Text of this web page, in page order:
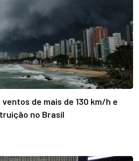
de mais de 130 km/h e
no Brasil